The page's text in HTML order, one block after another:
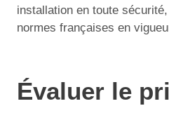
installation en toute
normes françaises en
Évaluer le